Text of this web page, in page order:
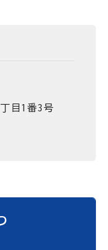
目1番3号